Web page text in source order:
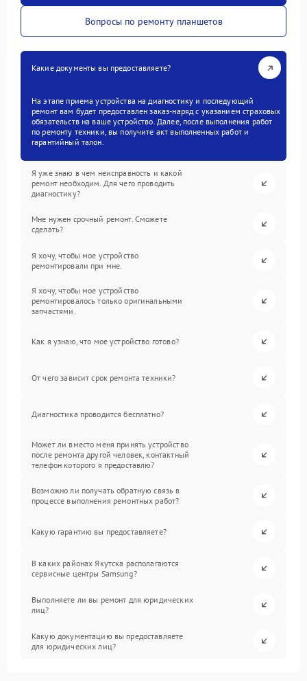
Вопросы по ремонту планшетов
Какие документы вы предоставляете?
На этапе приема устройства на диагностику и последующий
ремонт вам будет предоставлен заказ-наряд с указанием страховых
обязательств на ваше устройство. Далее, после выполнения работ
по ремонту техники, вы получите акт выполненных работ и
гарантийный талон.
Я уже знаю в чем неисправность и какой
ремонт необходим. Для чего проводить
диагностику?
Мне нужен срочный ремонт. Сможете
сделать?
Я хочу, чтобы мое устройство
ремонтировали при мне.
Я хочу, чтобы мое устройство
ремонтировалось только оригинальными
запчастями.
Как я узнаю, что мое устройство готово?
От чего зависит срок ремонта техники?
Диагностика проводится бесплатно?
Может ли вместо меня принять устройство
после ремонта другой человек, контактный
телефон которого я предоставлю?
Возможно ли получать обратную связь в
процессе выполнения ремонтных работ?
Какую гарантию вы предоставляете?
В каких районах Якутска располагаются
сервисные центры Samsung?
Выполняете ли вы ремонт для юридических
лиц?
Какую документацию вы предоставляете
для юридических лиц?